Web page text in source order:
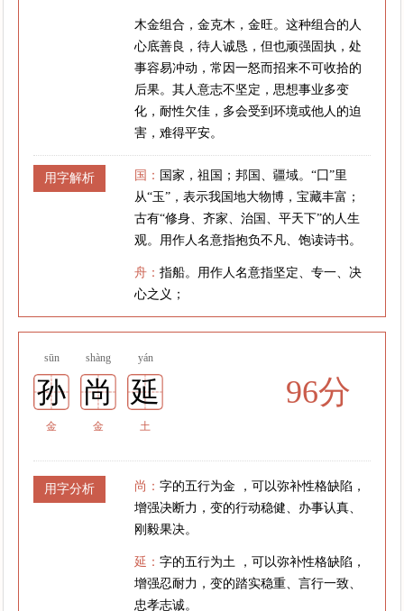
木金组合，金克木，金旺。这种组合的人
心底善良，待人诚恳，但也顽强固执，处
事容易冲动，常因一怒而招来不可收拾的
后果。其人意志不坚定，思想事业多变
化，耐性欠佳，多会受到环境或他人的迫
害，难得平安。
用字解析 国： 国家，祖国；邦国、疆域。“囗”里
从“玉”，表示我国地大物博，宝藏丰富；
古有“修身、齐家、治国、平天下”的人生
观。用作人名意指抱负不凡、饱读诗书。
舟：指船。用作人名意指坚定、专一、决
心之义；
sūn shàng yán
孙 尚 延
金 金 土
96分
用字分析 尚：字的五行为金 ，可以弥补性格缺陷，
增强决断力，变的行动稳健、办事认真、
刚毅果决。
延：字的五行为土 ，可以弥补性格缺陷，
增强忍耐力，变的踏实稳重、言行一致、
忠孝志诚。